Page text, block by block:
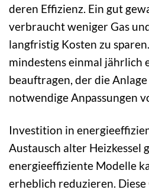
deren Effizienz. Ein gut
verbraucht weniger Gas
langfristig Kosten zu
mindestens einmal jährlich
beauftragen, der die
notwendige Anpassungen
Investition in
Austausch alter Heizkessel
energieeffiziente Modelle
erheblich reduzieren.